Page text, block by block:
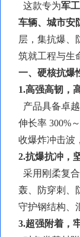
这款专为军
车辆、城市安
层，集抗爆、
筑就工程与生
一、硬核抗爆
1.高强高韧，
产品具备卓
伸长率 300%
收爆炸冲击波
2.抗爆抗冲，
采用刚柔复合
轰、防穿刺、
守护钢结构、
3.超强附着，